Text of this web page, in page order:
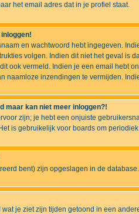
het email adres dat in je profiel staat.
en wachtwoord hebt ingegeven.
volgen. Indien dit niet het geval is
ook vermeld. Indien je een email hebt
naamloze inzendingen te vermijden.
maar kan niet meer inloggen?!
zijn; je hebt een onjuiste
is gebruikelijk voor boards om
bent) zijn opgeslagen in de
je ziet zijn tijden getoond in een